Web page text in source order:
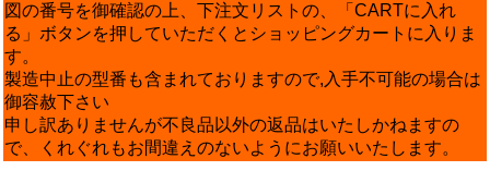
図の番号を御確認の上、下注文リストの、「CARTに入れ
る」ボタンを押していただくとショッピングカートに入りま
す。
製造中止の型番も含まれておりますので,入手不可能の場合は
御容赦下さい
申し訳ありませんが不良品以外の返品はいたしかねますの
で、くれぐれもお間違えのないようにお願いいたします。